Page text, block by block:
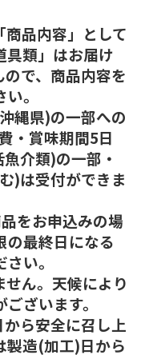
品内容」として
具類」はお届け
で、商品内容を
。
縄県)の一部への
・賞味期間5日
介類)の一部・
)は受付ができま
をお申込みの場
の最終日になる
い。
ん。天候により
ざいます。
ら安全に召し上
製造(加工)日から